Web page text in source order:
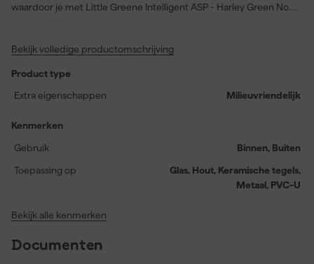
waardoor je met Little Greene Intelligent ASP - Harley Green No.
matte glans en een korte droogtijd van circa twee uur bereid je
gewenst is. De primer ondersteunt moeiteloos alle ‘Intelligent’
afwerkingen, terwijl het verbruik rond de 14 meter per liter ligt.
harmonie is met je gekozen eindkleur, waarbij de primer zelf altijd
beïnvloedt. Je kunt rekenen op een goede hechting en
voorbereiding, geschikt voor zowel binnen- als
Bekijk volledige productomschrijving
Product type
Extra eigenschappen
Milieuvriendelijk
Kenmerken
Gebruik
Binnen, Buiten
Toepassing op
Glas, Hout, Keramische tegels,
Metaal, PVC-U
Bekijk alle kenmerken
Documenten